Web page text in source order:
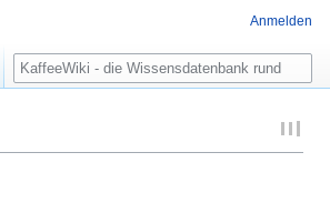
Anmelden
Suche